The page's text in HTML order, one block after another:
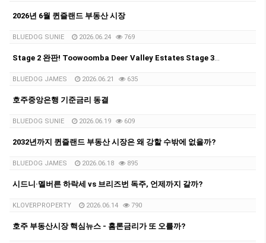
2026년 6월 퀸즐랜드 부동산 시장
BLUEDOG SUNIE 2026.06.24 769
Stage 2 완판! Toowoomba Deer Valley Estates Stage 3 출시
BLUEDOG JAMES 2026.06.21 635
호주중앙은행 기준금리 동결
BLUEDOG SUNIE 2026.06.19 609
2032년까지 퀸즐랜드 부동산 시장은 왜 강할 수밖에 없을까?
BLUEDOG JAMES 2026.06.18 895
시드니·멜버른 하락세 vs 브리즈번 독주, 언제까지 갈까?
KLOVERPROPERTY 2026.06.14 790
호주 부동산시장 핵심뉴스 - 홈론금리가 또 오를까?